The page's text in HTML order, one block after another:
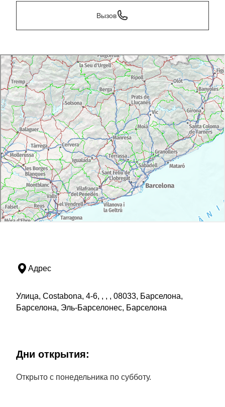
Вызов
Адрес
Улица, Costabona, 4-6, , , , 08033, Барселона,
Барселона, Эль-Барселонес, Барселона
Дни открытия:
Открыто с понедельника по субботу.